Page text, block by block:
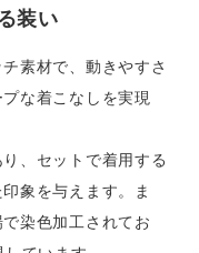
装い
素材で、動きやすさ
な着こなしを実現
、セットで着用する
象を与えます。ま
染色加工されてお